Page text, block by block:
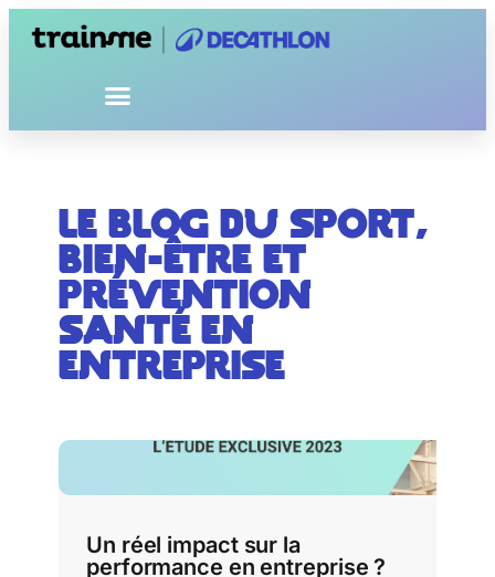
Le blog du sport,
bien-être et
prévention
santé en
entreprise​
Un réel impact sur la
performance en entreprise ?